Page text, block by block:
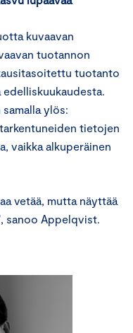
kuvaavan
tuotannon
tuotanto
edelliskuukaudesta.
ylös:
tietojen
vaikka alkuperäinen
vetää, mutta näyttää
sanoo Appelqvist.